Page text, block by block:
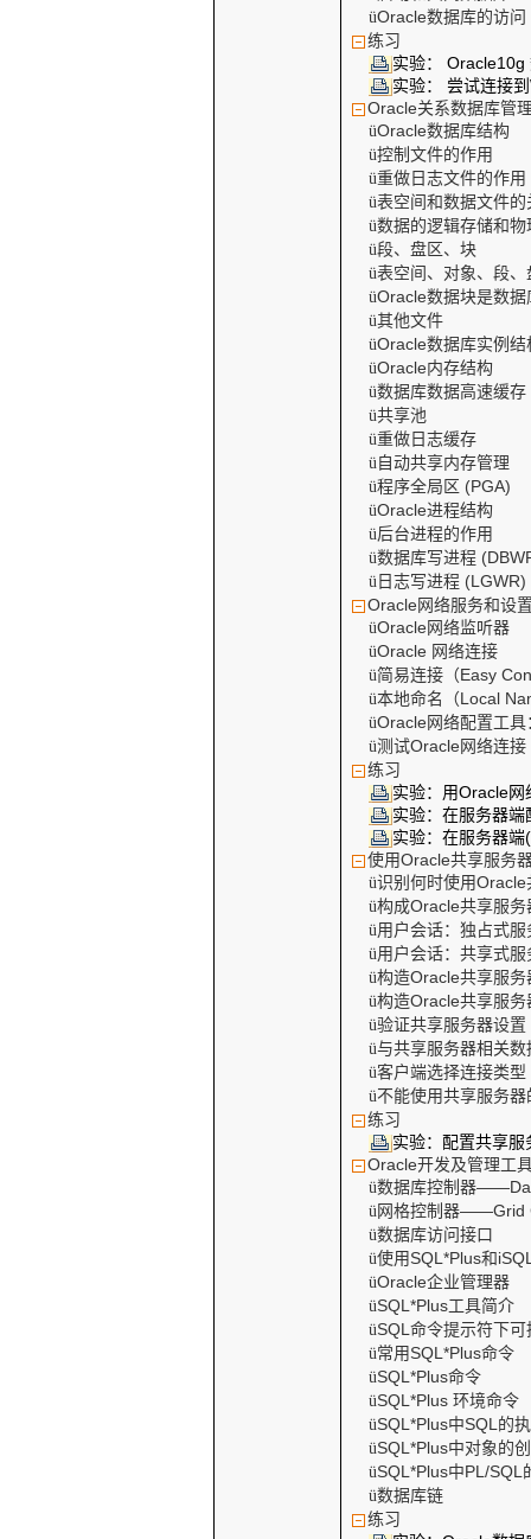
üOracle数据库的访问
练习
实验：
Oracle10g
实验： 尝试连接到
Oracle关系数据库管
üOracle数据库结构
ü控制文件的作用
ü重做日志文件的作用
ü表空间和数据文件的
ü数据的逻辑存储和
ü段、盘区、块
ü表空间、对象、段
üOracle数据块是数据
ü其他文件
üOracle数据库实例结
üOracle内存结构
ü数据库数据高速缓存
ü共享池
ü重做日志缓存
ü 自动共享内存管理
ü程序全局区 (PGA)
üOracle进程结构
ü后台进程的作用
ü数据库写进程
ü 日志写进程 (LGWR)
Oracle网络服务和设
üOracle网络监听器
üOracle 网络连接
ü简易连接（Easy
ü本地命名（Local
üOracle网络配置工具
ü测试Oracle网络连接
练习
实验：用Oracle网
实验：在服务器
实验：在服务器端
使用Oracle共享服务
ü识别何时使用Oracle
ü构成Oracle共享服务
ü用户会话：独占式服
ü用户会话：共享式服
ü构造Oracle共享服务
ü构造Oracle共享服务
ü验证共享服务器设置
ü与共享服务器相关
ü客户端选择连接类型
ü不能使用共享服务器
练习
实验：配置共享服
Oracle开发及管理工
ü数据库控制器
ü 网格控制器——Grid
ü数据库访问接口
ü使用SQL*Plus和
üOracle企业管理器
üSQL*Plus工具简介
üSQL命令提示符下可
ü常用SQL*Plus命令
üSQL*Plus命令
üSQL*Plus环境命令
üSQL*Plus中SQL 的
üSQL*Plus中对象的
üSQL*Plus中PL/SQL
ü数据库链
练习